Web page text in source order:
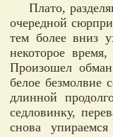
Плато,
очередной
тем более вниз
некоторое
Произошел
белое безмолвие
длинной
седловинку,
снова